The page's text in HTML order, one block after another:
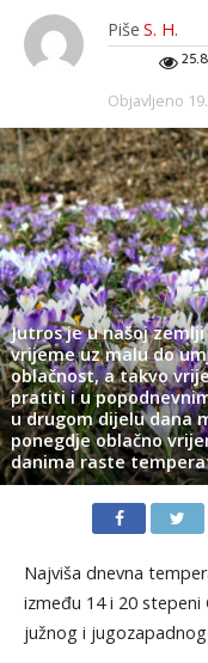
Piše S. H.
Objavljeno
Jutros je u našoj zemlji
vrijeme uz malu do
oblačnost, a takvo
pratiti i u
u drugom dijelu dana
ponegdje oblačno
danima raste
Najviša dnevna
između 14 i 20 stepeni
južnog i